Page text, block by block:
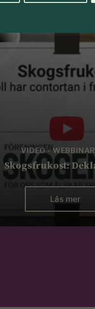
VIDEO -
Skogsfrukost:
Läs mer